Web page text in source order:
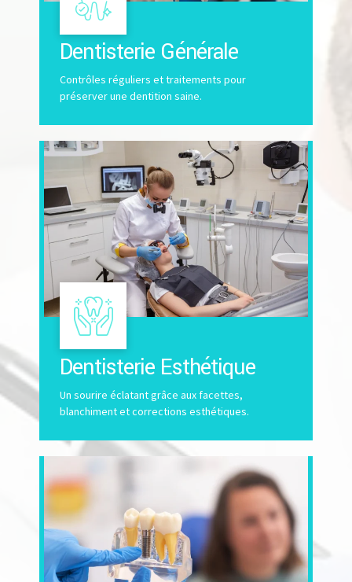
Dentisterie Générale
Contrôles réguliers et traitements pour
préserver une dentition saine.
Dentisterie Esthétique
Un sourire éclatant grâce aux facettes,
blanchiment et corrections esthétiques.